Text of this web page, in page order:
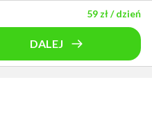
59 zł/ dzień
DALEJ